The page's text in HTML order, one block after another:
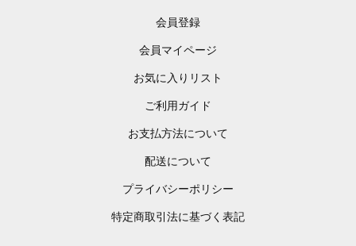
会員登録
会員マイページ
お気に入りリスト
ご利用ガイド
お支払方法について
配送について
プライバシーポリシー
特定商取引法に基づく表記